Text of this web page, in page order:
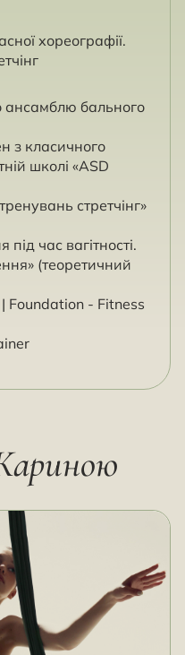
хореографії.
ансамблю бального
з класичного
школі «ASD
стретчінг»
час вагітності.
(теоретичний
Foundation - Fitness